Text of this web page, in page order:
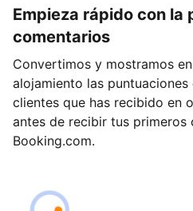
Empieza rápido con la
comentarios
Convertimos y mostramos
alojamiento las
clientes que has recibido en
antes de recibir tus primeros
Booking.com.